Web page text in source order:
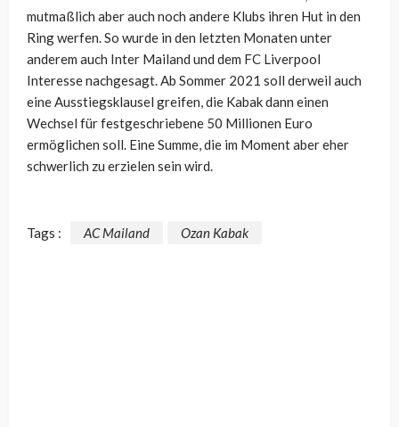
mutmaßlich aber auch noch andere Klubs ihren Hut in den
Ring werfen. So wurde in den letzten Monaten unter
anderem auch Inter Mailand und dem FC Liverpool
Interesse nachgesagt. Ab Sommer 2021 soll derweil auch
eine Ausstiegsklausel greifen, die Kabak dann einen
Wechsel für festgeschriebene 50 Millionen Euro
ermöglichen soll. Eine Summe, die im Moment aber eher
schwerlich zu erzielen sein wird.
Tags : AC Mailand Ozan Kabak